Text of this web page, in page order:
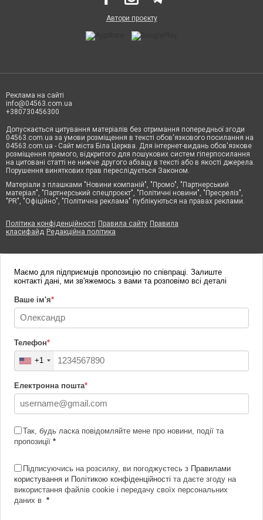
Автори проєкту
Реклама на сайті
info@04563.com.ua
+380730456300
Допускається цитування матеріалів без отримання попередньої згоди
04563.com.ua за умови розміщення в тексті обов'язкового посилання на
04563.com.ua - Сайт міста Біла Церква. Для інтернет-видань обов'язкове
розміщення прямого, відкритого для пошукових систем гіперпосилання
на цитовані статті не нижче другого абзацу в тексті або в якості джерела.
Порушення виняткових прав переслідується Законом.
Матеріали з плашками "Новини компаній", "Промо", "Партнерський
матеріал", "Партнерський спецпроєкт", "Політичні новини", "Пресреліз",
"PR", "Офіційно", "Політична реклама" публікуються на правах реклами.
Політика конфіденційності Правила сайту Правила
класифайд Редакційна політика
Маємо для підприємців пропозицію по співпраці. Залиште
контакті дані, ми зв'яжемось з вами та розповімо всі деталі
Ваше ім'я*
Телефон*
+1
Електронна пошта*
Так, будь ласка повідомляйте мене про новини, події та
пропозиції *
Підписуючись на розсилку, ви погоджуєтесь з Правилами
користування и Політикою конфіденційності та даєте згоду на
використання файлів cookie і передачу своїх персональних
даних в *